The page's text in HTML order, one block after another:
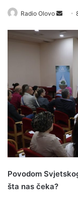
Radio Olovo
n
n
e
m
a
i
l
Povodom
šta nas čeka?